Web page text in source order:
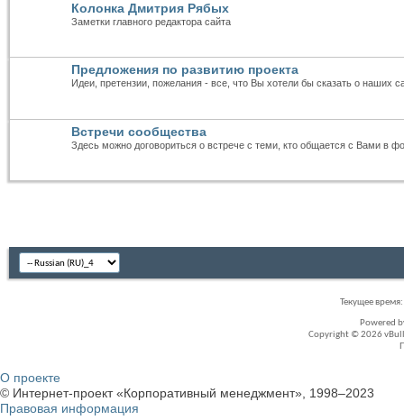
Колонка Дмитрия Рябых
Заметки главного редактора сайта
Предложения по развитию проекта
Идеи, претензии, пожелания - все, что Вы хотели бы сказать о наших
Встречи сообщества
Здесь можно договориться о встрече с теми, кто общается с Вами в
Текущее время:
Powered
Copyright © 2026
О проекте
© Интернет-проект «Корпоративный менеджмент», 1998–2023
Правовая информация